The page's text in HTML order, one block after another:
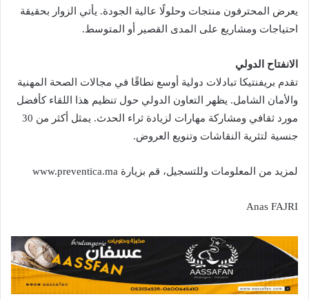
يعرض المحترفون منتجات وحلولًا عالية الجودة. يأتي الزوار بحقيقة
احتياجات ومشاريع على المدى القصير أو المتوسط.
الانفتاح الدولي
تقدم بريفنتيكا تبادلات دولية أوسع نطاقًا في مجالات الصحة المهنية
والأمان الشامل. يظهر التعاون الدولي حول تنظيم هذا اللقاء كأفضل
مورد ثقافي ومشاركة مهارات لزيادة ثراء الحدث. يمثل أكثر من 30
جنسية لتثرية النقاشات وتنويع العروض.
لمزيد من المعلومات وللتسجيل، قم بزيارة www.preventica.ma
Anas FAJRI